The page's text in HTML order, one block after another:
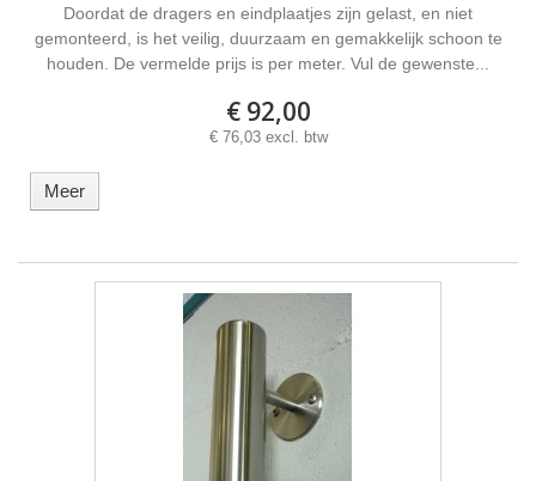
Doordat de dragers en eindplaatjes zijn gelast, en niet
gemonteerd, is het veilig, duurzaam en gemakkelijk schoon te
houden. De vermelde prijs is per meter. Vul de gewenste...
€ 92,00
€ 76,03 excl. btw
Meer